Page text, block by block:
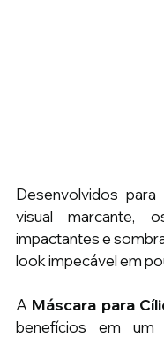
Desenvolvidos
visual marcante,
impactantes e
look impecável em
A Máscara para
benefícios em um